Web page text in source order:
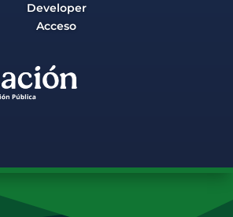
Developer
Acceso